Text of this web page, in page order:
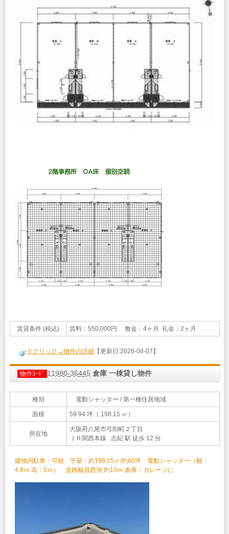
賃貸条件 (税込) 賃料：550,000円 敷金：4ヶ月 礼金：2ヶ月
※クリック→物件の詳細 【更新日:2026-08-07】
物件ｺｰﾄﾞ 11980-36445 倉庫 一棟貸し物件
種別 電動シャッター / 第一種住居地域
面積 59.94 坪（ 198.15 ㎡）
所在地
大阪府八尾市弓削町２丁目
ＪＲ関西本線 志紀 駅 徒歩 12 分
建物内駐車：可能 平屋：約198.15㎡/約60坪 電動シャッター（幅：
4.8ｍ 高：5ｍ） 道路幅員西側 約10ｍ 倉庫・ガレージに